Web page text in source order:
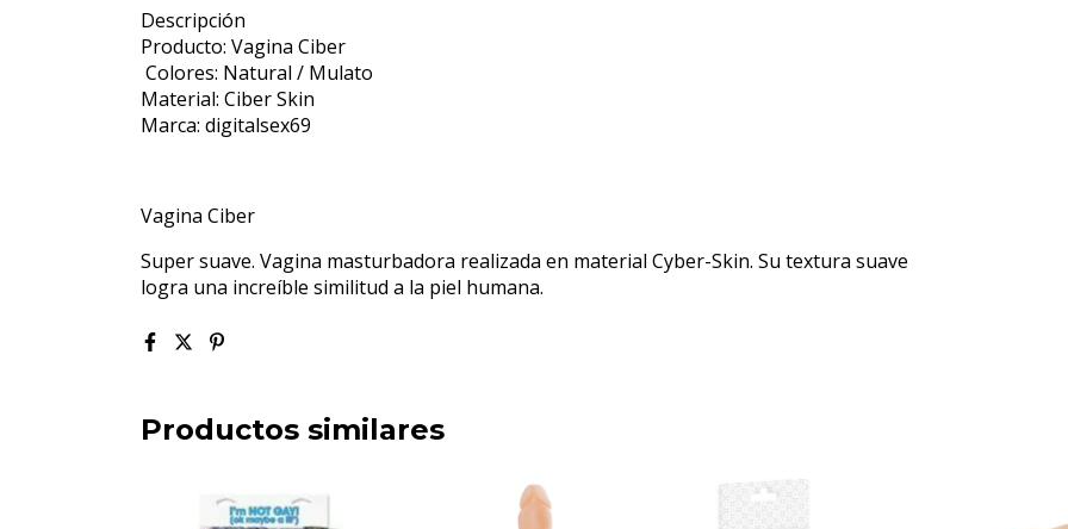
Descripción
Producto: Vagina Ciber
Colores: Natural / Mulato
Material: Ciber Skin
Marca: digitalsex69
Vagina Ciber
Super suave. Vagina masturbadora realizada en material Cyber-Skin. Su textura suave
logra una increíble similitud a la piel humana.
Productos similares